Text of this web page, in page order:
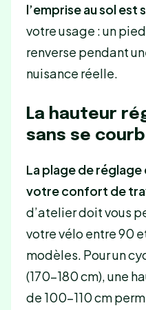
l’emprise au sol
votre usage : un
renverse pendant
nuisance réelle.
La hauteur
sans se
La plage de
votre confort de
d’atelier doit vous
votre vélo entre 90
modèles. Pour un
(170-180 cm), une
de 100-110 cm